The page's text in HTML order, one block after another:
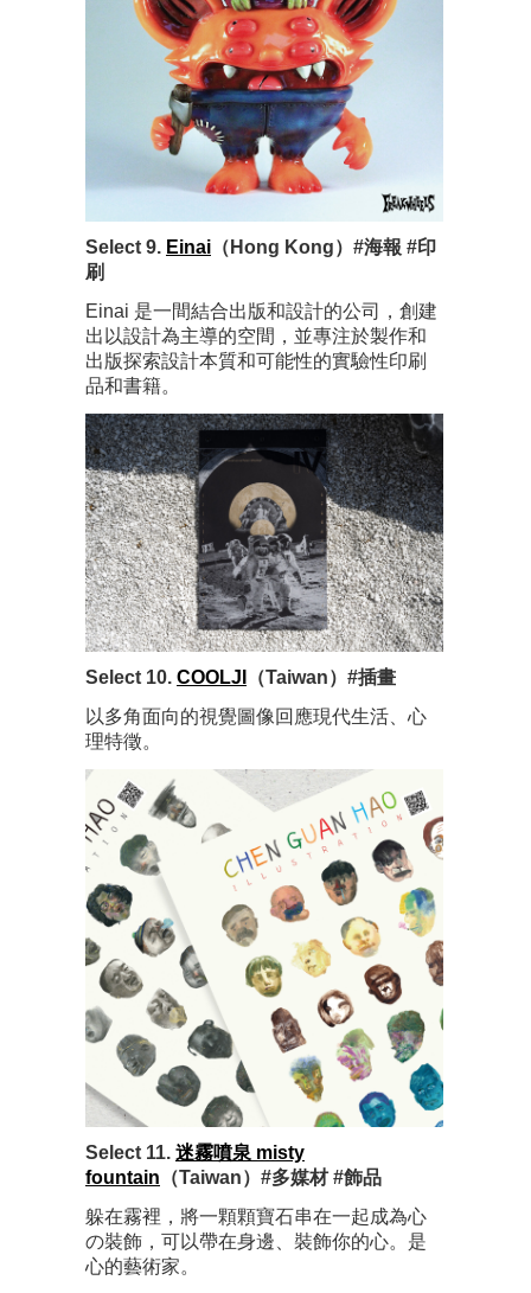
Select 9. Einai （Hong Kong）#海報 #印
刷
Einai 是一間結合出版和設計的公司，創建
出以設計為主導的空間，並專注於製作和
出版探索設計本質和可能性的實驗性印刷
品和書籍。
Select 10. COOLJI
（Taiwan）#插畫
以多角面向的視覺圖像回應現代生活、心
理特徵。
Select 11. 迷霧噴泉 misty
fountain （Taiwan）#多媒材 #飾品
躲在霧裡，將一顆顆寶石串在一起成為心
の裝飾，可以帶在身邊、裝飾你的心。是
心的藝術家。